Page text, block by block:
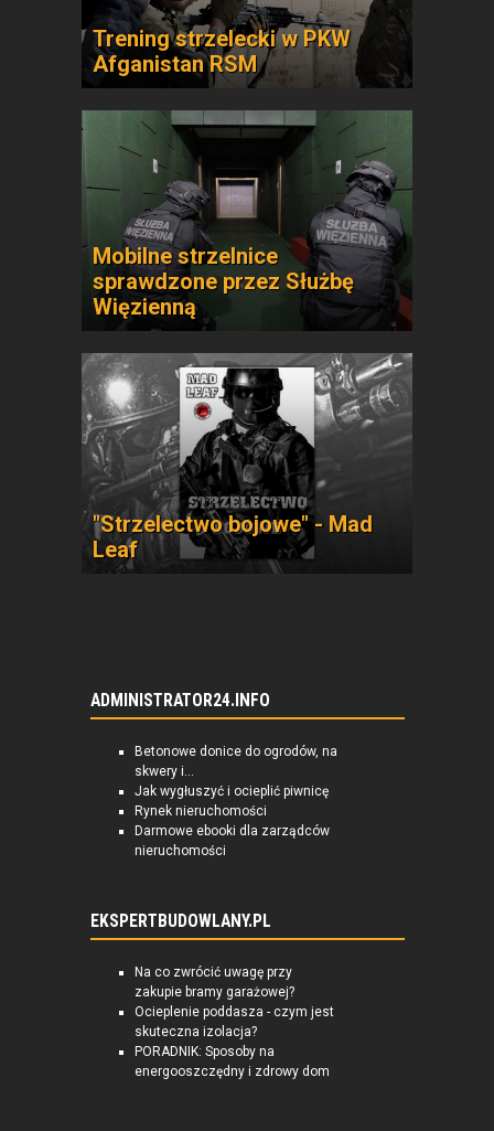
Trening strzelecki w PKW
Afganistan RSM
Mobilne strzelnice
sprawdzone przez Służbę
Więzienną
"Strzelectwo bojowe" - Mad
Leaf
ADMINISTRATOR24.INFO
Betonowe donice do ogrodów, na
skwery i...
Jak wygłuszyć i ocieplić piwnicę
Rynek nieruchomości
Darmowe ebooki dla zarządców
nieruchomości
EKSPERTBUDOWLANY.PL
Na co zwrócić uwagę przy
zakupie bramy garażowej?
Ocieplenie poddasza - czym jest
skuteczna izolacja?
PORADNIK: Sposoby na
energooszczędny i zdrowy dom